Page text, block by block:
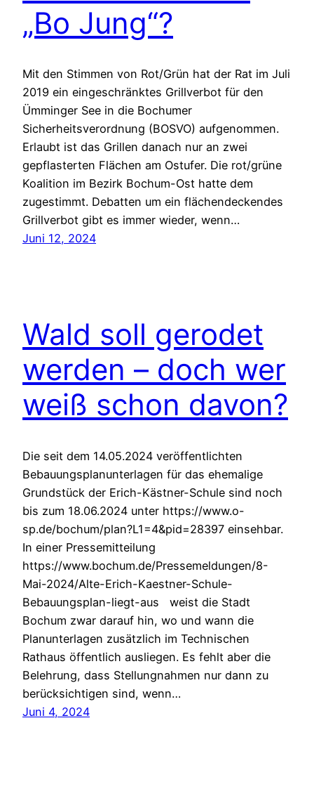
„Bo Jung“?
Mit den Stimmen von Rot/Grün hat der Rat im Juli
2019 ein eingeschränktes Grillverbot für den
Ümminger See in die Bochumer
Sicherheitsverordnung (BOSVO) aufgenommen.
Erlaubt ist das Grillen danach nur an zwei
gepflasterten Flächen am Ostufer. Die rot/grüne
Koalition im Bezirk Bochum-Ost hatte dem
zugestimmt. Debatten um ein flächendeckendes
Grillverbot gibt es immer wieder, wenn…
Juni 12, 2024
Wald soll gerodet
werden – doch wer
weiß schon davon?
Die seit dem 14.05.2024 veröffentlichten
Bebauungsplanunterlagen für das ehemalige
Grundstück der Erich-Kästner-Schule sind noch
bis zum 18.06.2024 unter https://www.o-
sp.de/bochum/plan?L1=4&pid=28397 einsehbar.
In einer Pressemitteilung
https://www.bochum.de/Pressemeldungen/8-
Mai-2024/Alte-Erich-Kaestner-Schule-
Bebauungsplan-liegt-aus weist die Stadt
Bochum zwar darauf hin, wo und wann die
Planunterlagen zusätzlich im Technischen
Rathaus öffentlich ausliegen. Es fehlt aber die
Belehrung, dass Stellungnahmen nur dann zu
berücksichtigen sind, wenn…
Juni 4, 2024